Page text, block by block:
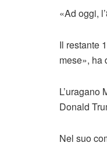
«Ad oggi,
Il restante
mese», ha
L’uragano
Donald
Nel suo